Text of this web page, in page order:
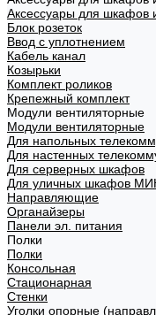
Аксессуары для шкафов
Блок розеток
Ввод с уплотнением
Кабель канал
Козырьки
Комплект роликов
Крепежный комплект
Модули вентиляторные
Модули вентиляторные
Для напольных
Для настенных
Для серверных шкафов
Для уличных шкафов
Направляющие
Органайзеры
Панели эл. питания
Полки
Полки
Консольная
Стационарная
Стенки
Уголки опорные